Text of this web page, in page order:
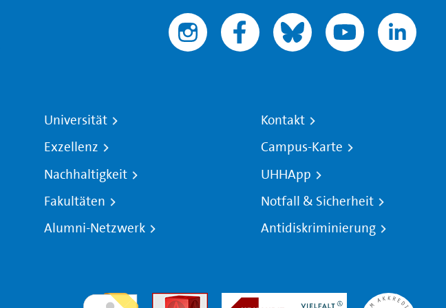
Universität
Exzellenz
Nachhaltigkeit
Fakultäten
Alumni-Netzwerk
Kontakt
Campus-Karte
UHHApp
Notfall & Sicherheit
Antidiskriminierung